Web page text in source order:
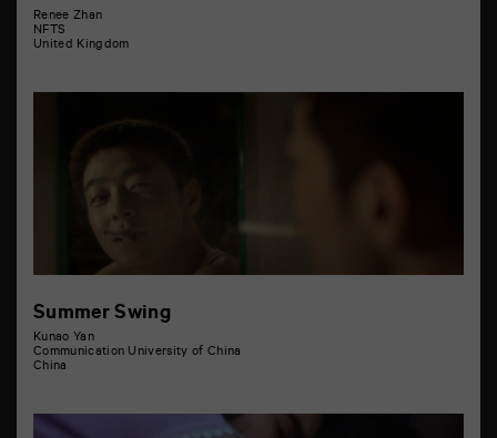
Renee Zhan
NFTS
United Kingdom
Summer Swing
Kunao Yan
Communication University of China
China